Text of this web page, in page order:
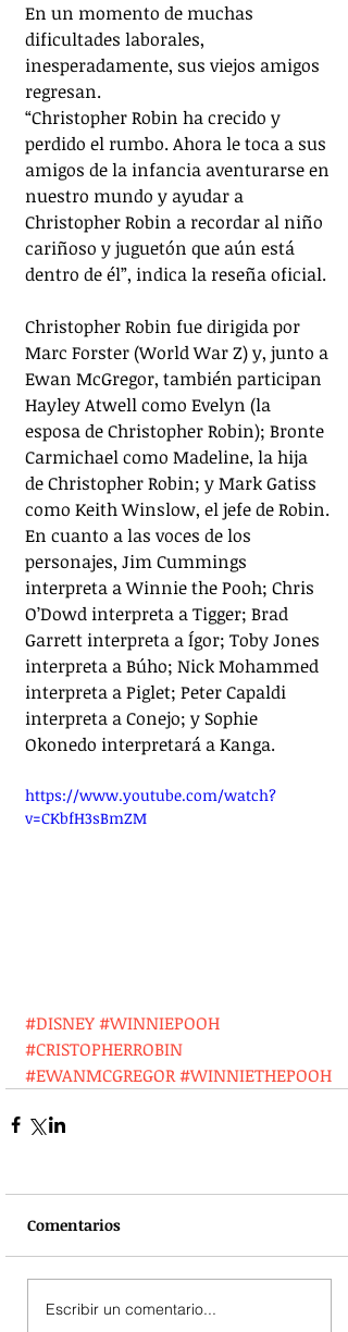
En un momento de muchas
dificultades laborales,
inesperadamente, sus viejos amigos
regresan.
“Christopher Robin ha crecido y
perdido el rumbo. Ahora le toca a sus
amigos de la infancia aventurarse en
nuestro mundo y ayudar a
Christopher Robin a recordar al niño
cariñoso y juguetón que aún está
dentro de él”, indica la reseña oficial.
Christopher Robin fue dirigida por
Marc Forster (World War Z) y, junto a
Ewan McGregor, también participan
Hayley Atwell como Evelyn (la
esposa de Christopher Robin); Bronte
Carmichael como Madeline, la hija
de Christopher Robin; y Mark Gatiss
como Keith Winslow, el jefe de Robin.
En cuanto a las voces de los
personajes, Jim Cummings
interpreta a Winnie the Pooh; Chris
O’Dowd interpreta a Tigger; Brad
Garrett interpreta a Ígor; Toby Jones
interpreta a Búho; Nick Mohammed
interpreta a Piglet; Peter Capaldi
interpreta a Conejo; y Sophie
Okonedo interpretará a Kanga.
https://www.youtube.com/watch?
v=CKbfH3sBmZM
#DISNEY#WINNIEPOOH
#CRISTOPHERROBIN
#EWANMCGREGOR#WINNIETHEPOOH
Comentarios
Escribir un comentario...